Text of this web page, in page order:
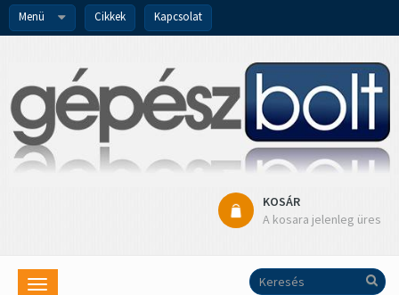
Menü Cikkek Kapcsolat
KOSÁR
A kosara jelenleg üres
Toggle